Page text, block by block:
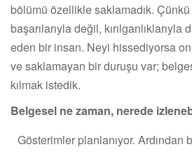
bölümü özellikle saklamadık. Çünkü
başarılarıyla değil, kırılganlıklarıyla
eden bir insan. Neyi hissediyorsa
ve saklamayan bir duruşu var;
kılmak istedik.
Belgesel ne zaman, nerede
Gösterimler planlanıyor. Ardından